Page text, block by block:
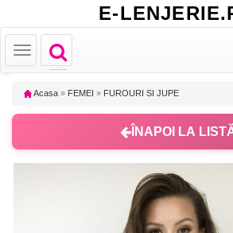
E-
Toggle
navigation
Toggle
navigation
Acasa » FEMEI » FUROURI SI JUPE
ÎNAPOI LA